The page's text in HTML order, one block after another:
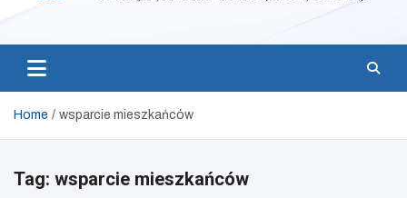
Strategie JST
Home wsparcie mieszkańców
Tag: wsparcie mieszkańców